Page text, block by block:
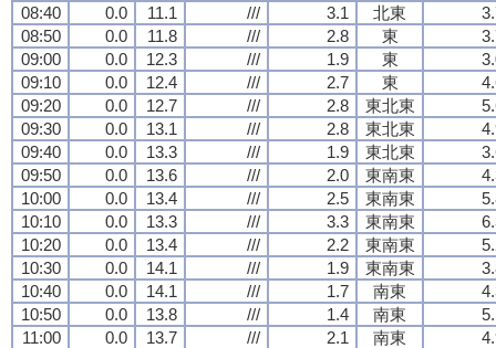
08:40
0.0 11.1 /// 3.1 北東
08:50
0.0 11.8 /// 2.8 東
09:00
0.0 12.3 /// 1.9 東
09:10
0.0 12.4 /// 2.7 東
09:20
0.0 12.7 /// 2.8 東北東
09:30
0.0 13.1 /// 2.8 東北東
09:40
0.0 13.3 /// 1.9 東北東
09:50
0.0 13.6 /// 2.0 東南東
10:00
0.0 13.4 /// 2.5 東南東
10:10
0.0 13.3 /// 3.3 東南東
10:20
0.0 13.4 /// 2.2 東南東
10:30
0.0 14.1 /// 1.9 東南東
10:40
0.0 14.1 /// 1.7 南東
10:50
0.0 13.8 /// 1.4 南東
11:00
0.0 13.7 /// 2.1 南東